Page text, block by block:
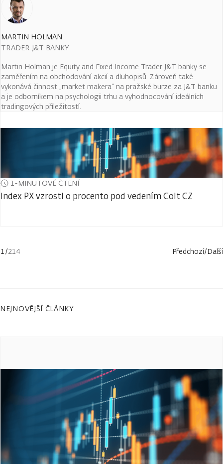
MARTIN HOLMAN
TRADER J&T BANKY
Martin Holman je Equity and Fixed Income Trader J&T banky se
zaměřením na obchodování akcií a dluhopisů. Zároveň také
vykonává činnost „market makera“ na pražské burze za J&T banku
a je odborníkem na psychologii trhu a vyhodnocování ideálních
tradingových příležitostí.
1-MINUTOVÉ ČTENÍ
Index PX vzrostl o procento pod vedením Colt CZ
1/214 Předchozí/Další
NEJNOVĚJŠÍ ČLÁNKY